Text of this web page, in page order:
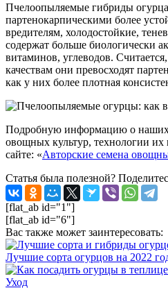
Пчелоопыляемые гибриды
партенокарпическими более
вредителям, холодостойкие,
содержат больше биологически
витаминов, углеводов.
качествам они превосходят
как у них более плотная
Подробную информацию о наших
овощных культур, технологии их
сайте: «Авторские семена
Статья была полезной?
[flat_ab id="1"]
[flat_ab id="6"]
Вас также может заинтересовать:
Лучшие сорта огурцов на 2022